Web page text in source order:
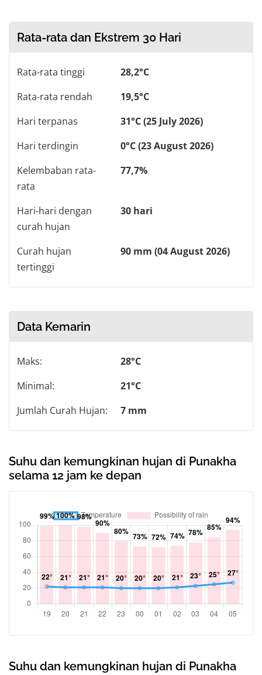
Rata-rata dan Ekstrem 30 Hari
Rata-rata tinggi
28,2°C
Rata-rata rendah
19,5°C
Hari terpanas
31°C (25 July 2026)
Hari terdingin
0°C (23 August 2026)
Kelembaban rata-
rata
77,7%
Hari-hari dengan
curah hujan
30 hari
Curah hujan
tertinggi
90 mm (04 August 2026)
Data Kemarin
Maks:
28°C
Minimal:
21°C
Jumlah Curah Hujan:
7 mm
Suhu dan kemungkinan hujan di Punakha
selama 12 jam ke depan
Suhu dan kemungkinan hujan di Punakha